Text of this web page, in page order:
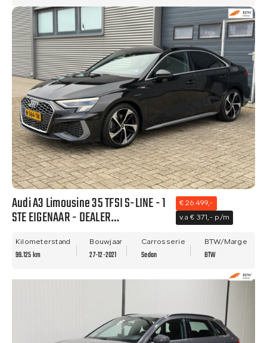
Audi A3 Limousine 35 TFSI S-LINE - 1
STE EIGENAAR - DEALER
AUTO!
€ 26.499,-
v.a € 371,- p/m
Kilometerstand
99.125 km
Bouwjaar
27-12-2021
Carrosserie
Sedan
BTW/Marge
BTW